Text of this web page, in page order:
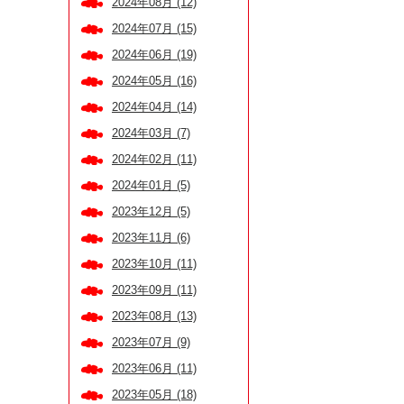
2024年07月 (15)
2024年06月 (19)
2024年05月 (16)
2024年04月 (14)
2024年03月 (7)
2024年02月 (11)
2024年01月 (5)
2023年12月 (5)
2023年11月 (6)
2023年10月 (11)
2023年09月 (11)
2023年08月 (13)
2023年07月 (9)
2023年06月 (11)
2023年05月 (18)